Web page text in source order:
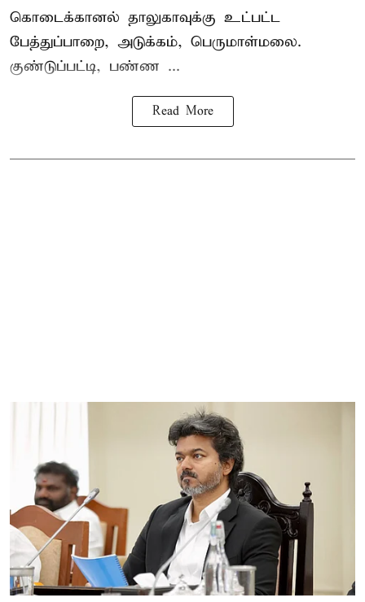
கொடைக்கானல் தாலுகாவுக்கு உட்பட்ட
பேத்துப்பாறை, அடுக்கம், பெருமாள்மலை.
குண்டுப்பட்டி, பண்ண ...
Read More